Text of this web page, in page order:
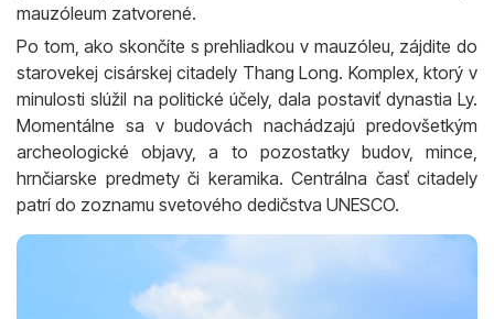
mauzóleum zatvorené.
Po tom, ako skončíte s prehliadkou v mauzóleu, zájdite do
starovekej cisárskej citadely Thang Long. Komplex, ktorý v
minulosti slúžil na politické účely, dala postaviť dynastia Ly.
Momentálne sa v budovách nachádzajú predovšetkým
archeologické objavy, a to pozostatky budov, mince,
hrnčiarske predmety či keramika. Centrálna časť citadely
patrí do zoznamu svetového dedičstva UNESCO.